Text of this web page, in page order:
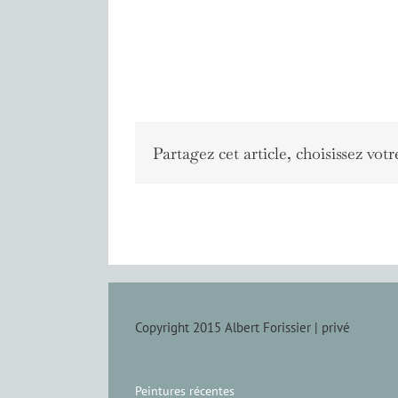
Partagez cet article, choisissez
Copyright 2015 Albert Forissier | privé
Peintures récentes